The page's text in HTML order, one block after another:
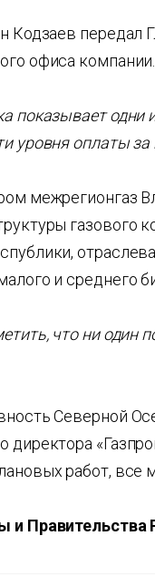
Кодзаев передал
офиса компании.
показывает
уровня оплаты
межрегионгаз
газового
и среднего
что ни один
Северной
директора
работ, все
и Правительства